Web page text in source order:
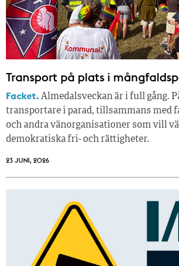
Transport på plats i
Facket.Almedalsveckan är i full gång.
transportare i parad, tillsammans med
och andra vänorganisationer som vill
demokratiska fri- och rättigheter.
23 JUNI, 2026